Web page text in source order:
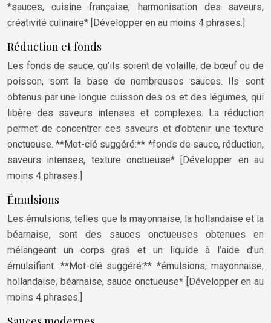
*sauces, cuisine française, harmonisation des saveurs,
créativité culinaire* [Développer en au moins 4 phrases.]
Réduction et fonds
Les fonds de sauce, qu’ils soient de volaille, de bœuf ou de
poisson, sont la base de nombreuses sauces. Ils sont
obtenus par une longue cuisson des os et des légumes, qui
libère des saveurs intenses et complexes. La réduction
permet de concentrer ces saveurs et d’obtenir une texture
onctueuse. **Mot-clé suggéré:** *fonds de sauce, réduction,
saveurs intenses, texture onctueuse* [Développer en au
moins 4 phrases.]
Émulsions
Les émulsions, telles que la mayonnaise, la hollandaise et la
béarnaise, sont des sauces onctueuses obtenues en
mélangeant un corps gras et un liquide à l’aide d’un
émulsifiant. **Mot-clé suggéré:** *émulsions, mayonnaise,
hollandaise, béarnaise, sauce onctueuse* [Développer en au
moins 4 phrases.]